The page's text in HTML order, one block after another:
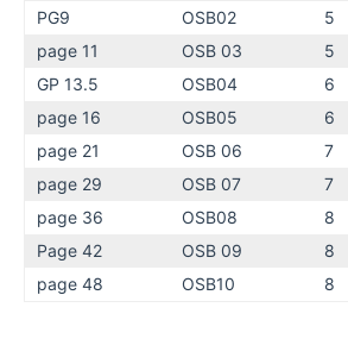
PG9
OSB02 5
page 11
OSB 03 5
GP 13.5
OSB04 6
page 16
OSB05 6
page 21
OSB 06 7
page 29
OSB 07 7
page 36
OSB08 8
Page 42
OSB 09 8
page 48
OSB10 8